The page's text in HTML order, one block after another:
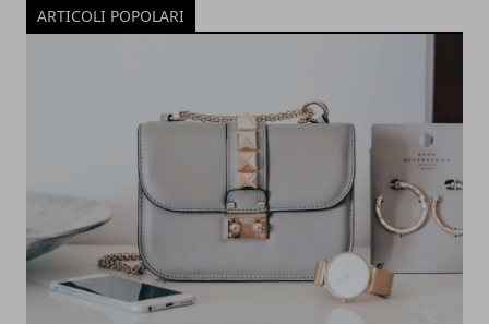
ARTICOLI POPOLARI